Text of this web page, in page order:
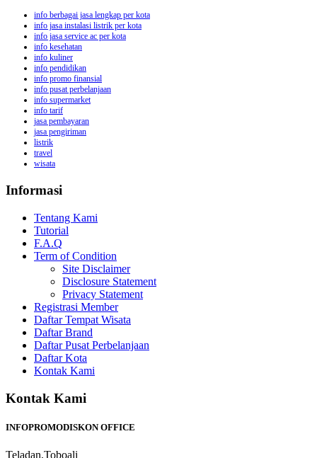
info berbagai jasa lengkap per kota
info jasa instalasi listrik per kota
info jasa service ac per kota
info kesehatan
info kuliner
info pendidikan
info promo finansial
info pusat perbelanjaan
info supermarket
info tarif
jasa pembayaran
jasa pengiriman
listrik
travel
wisata
Informasi
Tentang Kami
Tutorial
F.A.Q
Term of Condition
Site Disclaimer
Disclosure Statement
Privacy Statement
Registrasi Member
Daftar Tempat Wisata
Daftar Brand
Daftar Pusat Perbelanjaan
Daftar Kota
Kontak Kami
Kontak Kami
INFOPROMODISKON OFFICE
Teladan,Toboali